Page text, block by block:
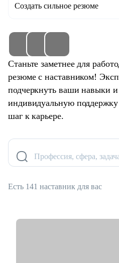
Создать сильное резюме
Станьте заметнее для
резюме с наставником!
подчеркнуть ваши навыки
индивидуальную
шаг к карьере.
Профессия, сфера,
Есть 141 наставник для вас